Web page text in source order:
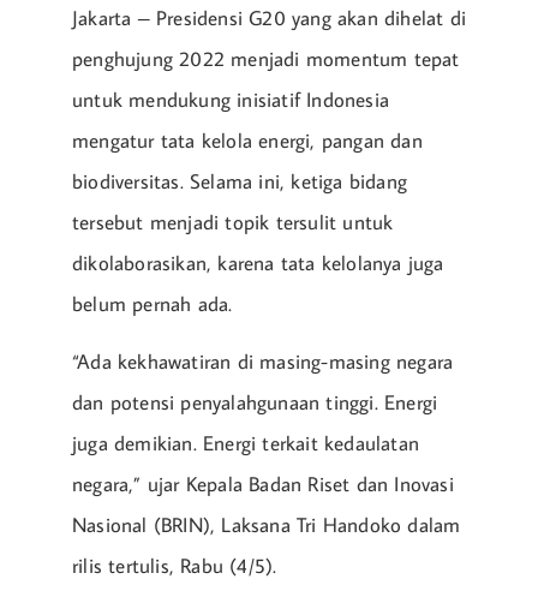
Jakarta – Presidensi G20 yang akan dihelat di
penghujung 2022 menjadi momentum tepat
untuk mendukung inisiatif Indonesia
mengatur tata kelola energi, pangan dan
biodiversitas. Selama ini, ketiga bidang
tersebut menjadi topik tersulit untuk
dikolaborasikan, karena tata kelolanya juga
belum pernah ada.
“Ada kekhawatiran di masing-masing negara
dan potensi penyalahgunaan tinggi. Energi
juga demikian. Energi terkait kedaulatan
negara,” ujar Kepala Badan Riset dan Inovasi
Nasional (BRIN), Laksana Tri Handoko dalam
rilis tertulis, Rabu (4/5).